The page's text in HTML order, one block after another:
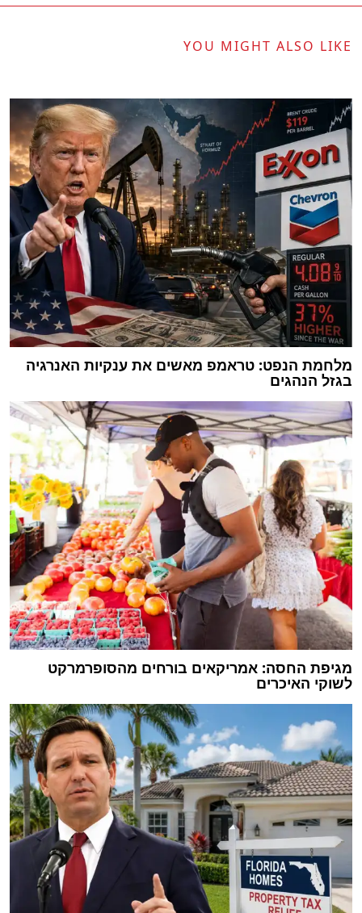
YOU MIGHT ALSO LIKE
מלחמת הנפט: טראמפ מאשים את ענקיות האנרגיה
בגזל הנהגים
מגיפת החסה: אמריקאים בורחים מהסופרמרקט
לשוקי האיכרים